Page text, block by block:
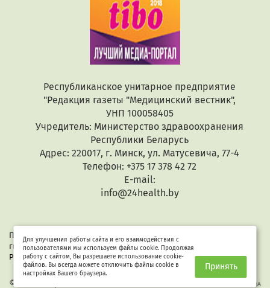
Республиканское унитарное предприятие
"Редакция газеты "Медицинский вестник",
УНП 100058405
Учредитель: Министерство здравоохранения
Республики Беларусь
Адрес: 220017, г. Минск, ул. Матусевича, 77-4
Телефон: +375 17 378 42 72
E-mail:
info@24health.by
При копировании или цитировании текстов активная
гиперссылка обязательна. Все материалы защищены законом
Республики Беларусь «Об авторском праве и смежных правах».
© 2026 Здоровые люди
Для улучшения работы сайта и его взаимодействия с
пользователями мы используем файлы cookie. Продолжая
работу с сайтом, Вы разрешаете использование cookie-
файлов. Вы всегда можете отключить файлы cookie в
настройках Вашего браузера.
Принять